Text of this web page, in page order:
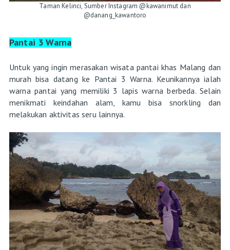
Taman Kelinci, Sumber Instagram @kawanimut dan
@danang_kawantoro
Pantai 3 Warna
Untuk yang ingin merasakan wisata pantai khas Malang dan
murah bisa datang ke Pantai 3 Warna. Keunikannya ialah
warna pantai yang memiliki 3 lapis warna berbeda. Selain
menikmati keindahan alam, kamu bisa snorkling dan
melakukan aktivitas seru lainnya.